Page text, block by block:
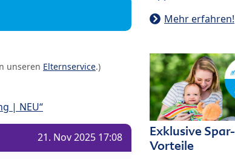
unseren Elternservice.)
| NEU“
21. Nov 2025 17:08
Mehr erfahren!
Exklusive Spar-
Vorteile